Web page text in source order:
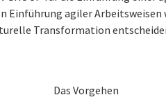
Einführung agiler Arbeitsweisen
Transformation
Das Vorgehen